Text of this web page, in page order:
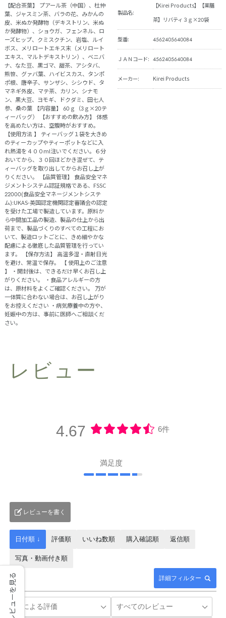
【配合茶葉】 プアール茶（中国）、杜仲
葉、ジャスミン茶、バラの花、みかんの
皮、米ぬか発酵物（デキストリン、米ぬ
か発酵物）、ショウガ、フェンネル、ロ
ーズヒップ、クミスクチン、岩塩、ルイ
ボス、メリロートエキス末（メリロート
エキス、マルトデキストリン）、ベニバ
ナ、なた豆、黒ゴマ、甜茶、アシタバ、
熊笹、グァバ葉、ハイビスカス、タンポ
ポ根、唐辛子、サンザシ、シシウド、タ
マネギ外皮、マテ茶、カリン、シナモ
ン、黒大豆、ヨモギ、ドクダミ、田七人
参、桑の葉 【内容量】 60ｇ（3ｇ×20テ
ィーバッグ） 【おすすめの飲み方】 体感
を高めたい方は、空腹時がおすすめ。
【使用方法 】 ティーバッグ１袋を大きめ
のティーカップやティーポットなどに入
れ熱湯を４００ml注いでください。６分
おいてから、３０回ほどかき混ぜて、テ
ィーバッグを取り出してからお召し上が
りください。 【品質管理】 食品安全マネ
ジメントシステム認証規格である、FSSC
22000(食品安全マネージメントシステ
ム):UKAS-英国認定機関認定審議会の認定
を受けた工場で製造しています。原料か
ら中間加工品の製造、製品の仕上から出
荷まで、製品づくりのすべての工程にお
いて、製造ロットごとに、きめ細やかな
配慮による徹底した品質管理を行ってい
ます。 【保存方法】 高温多湿・直射日光
を避け、常温で保存。 【 使用上のご注意
】 ・開封後は、できるだけ早くお召し上
がりください。 ・食品アレルギーの方
は、原材料をよくご確認ください。 万が
一体質に合わない場合は、お召し上がり
をお控えください ・病気療養中の方や、
妊娠中の方は、事前に医師へご相談くだ
さい。
製品名:
【Kirei Products】【薬膳
茶】リバティ３ｇ×20袋
型番: 4562405640084
ＪＡＮコード: 4562405640084
メーカー: Kirei Products
レビュー
4.67 6件
満足度
レビューを書く
詳細フィルター
日付順 ↓ 評価順 いいね数順 購入確認順 返信順
写真・動画付き順
レビューを見る